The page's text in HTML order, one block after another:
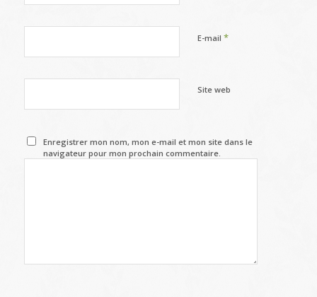
E-mail *
Site web
Enregistrer mon nom, mon e-mail et mon site dans le
navigateur pour mon prochain commentaire.